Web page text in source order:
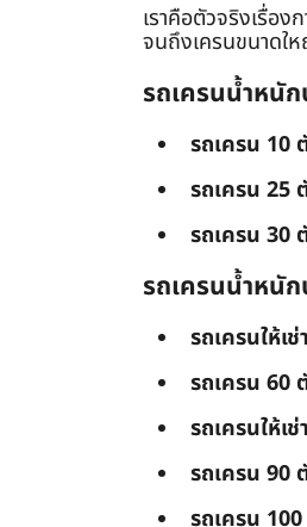
เราคือตัวจริงเรื่อง
จนถึงเครนขนาดใ
รถเครนน้ำหนั
รถเครน 10
รถเครน 25
รถเครน 30
รถเครนน้ำหนั
รถเครนให้เ
รถเครน 60
รถเครนให้เ
รถเครน 90
รถเครน